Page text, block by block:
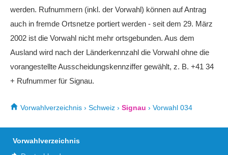
werden. Rufnummern (inkl. der Vorwahl) können auf Antrag
auch in fremde Ortsnetze portiert werden - seit dem 29. März
2002 ist die Vorwahl nicht mehr ortsgebunden. Aus dem
Ausland wird nach der Länderkennzahl die Vorwahl ohne die
vorangestellte Ausscheidungskennziffer gewählt, z. B. +41 34
+ Rufnummer für Signau.
Vorwahlverzeichnis › Schweiz › Signau › Vorwahl 034
Vorwahlverzeichnis